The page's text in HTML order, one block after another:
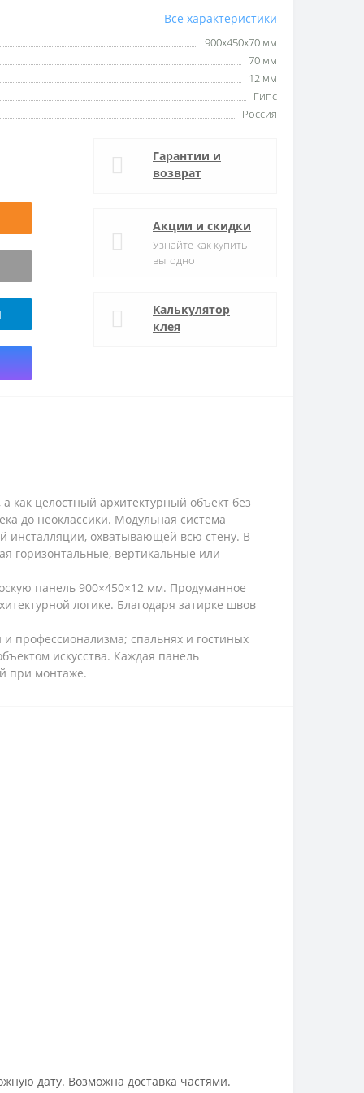
Все характеристики
900x450x70 мм
70 мм
12 мм
Гипс
Россия
Гарантии и
возврат
Акции и скидки
Узнайте как купить
выгодно
Калькулятор
клея
как целостный архитектурный объект без
до неоклассики. Модульная система
инсталляции, охватывающей всю стену. В
горизонтальные, вертикальные или
панель 900×450×12 мм. Продуманное
логике. Благодаря затирке швов
профессионализма; спальнях и гостиных
искусства. Каждая панель
при монтаже.
дату. Возможна доставка частями.